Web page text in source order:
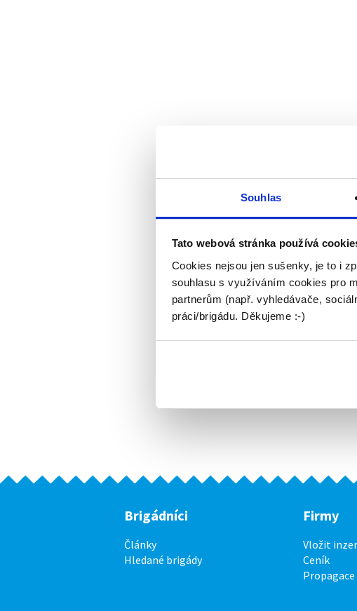
Souhlas
Tato webová stránka používá
Cookies nejsou jen sušenky, je to i
souhlasu s využíváním cookies pro
partnerům (např. vyhledávače,
práci/brigádu. Děkujeme :-)
Brigádníci
Články
Hledané brigády
Firmy
Vložit
Ceník
Propagace